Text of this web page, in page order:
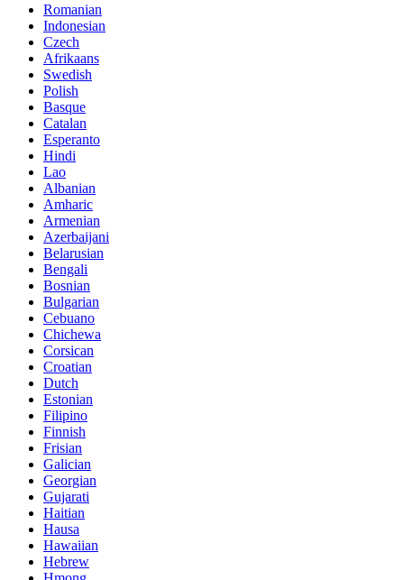
Romanian
Indonesian
Czech
Afrikaans
Swedish
Polish
Basque
Catalan
Esperanto
Hindi
Lao
Albanian
Amharic
Armenian
Azerbaijani
Belarusian
Bengali
Bosnian
Bulgarian
Cebuano
Chichewa
Corsican
Croatian
Dutch
Estonian
Filipino
Finnish
Frisian
Galician
Georgian
Gujarati
Haitian
Hausa
Hawaiian
Hebrew